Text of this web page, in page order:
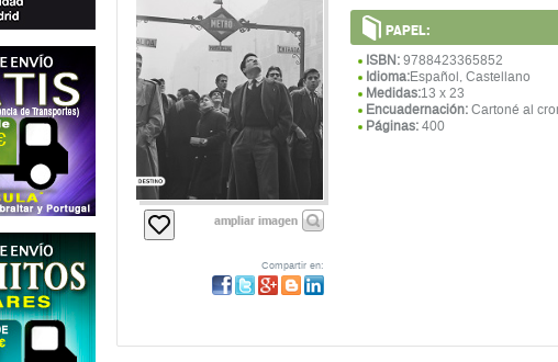
ampliar imagen
Compartir en:
PAPEL:
ISBN:9788423365852
Idioma:Español, Castellano
Medidas:13 x 23
Encuadernación:Cartoné al
Páginas:400